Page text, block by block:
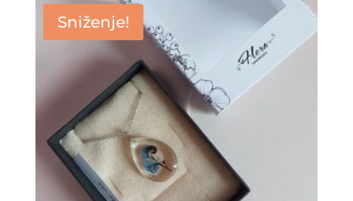
25.00 KM.19.00 KM.
Sniženje!